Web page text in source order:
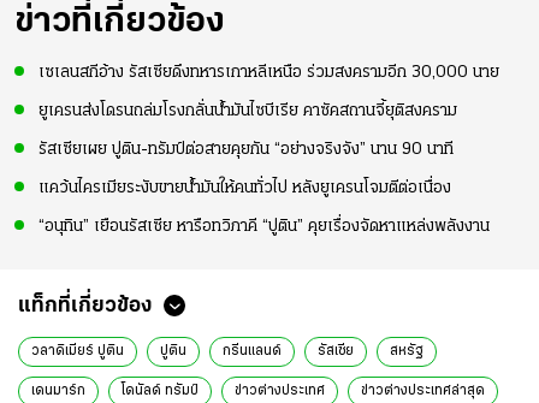
ความมั่นใจ
ข่าวที่เกี่ยวข้อง
เซเลนสกีอ้าง รัสเซียดึงทหารเกาหลีเหนือ ร่วมสงครามอีก 30,000 นาย
ยูเครนส่งโดรนถล่มโรงกลั่นน้ำมันไซบีเรีย คาซัคสถานจี้ยุติสงคราม
รัสเซียเผย ปูติน-ทรัมป์ต่อสายคุยกัน “อย่างจริงจัง” นาน 90 นาที
แคว้นไครเมียระงับขายน้ำมันให้คนทั่วไป หลังยูเครนโจมตีต่อเนื่อง
“อนุทิน” เยือนรัสเซีย หารือทวิภาคี “ปูติน” คุยเรื่องจัดหาแหล่งพลังงาน
แท็กที่เกี่ยวข้อง
วลาดิเมียร์ ปูติน ปูติน กรีนแลนด์ รัสเซีย สหรัฐ
เดนมาร์ก โดนัลด์ ทรัมป์ ข่าวต่างประเทศ ข่าวต่างประเทศล่าสุด